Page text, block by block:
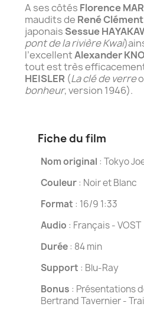
A ses côtés Florence
maudits de René Clément
japonaisSessue
pont de la rivière Kwai
l’excellentAlexander
tout est très
HEISLER (La clé de verre
bonheur, version 1946).
Fiche du film
Nom original : Tokyo
Couleur: Noir et Blanc
Format : 16/9 1:33
Audio : Français - VOST
Durée: 84 min
Support : Blu-Ray
Bonus : Présentations
Bertrand Tavernier -